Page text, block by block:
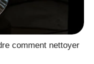
comment nettoyer